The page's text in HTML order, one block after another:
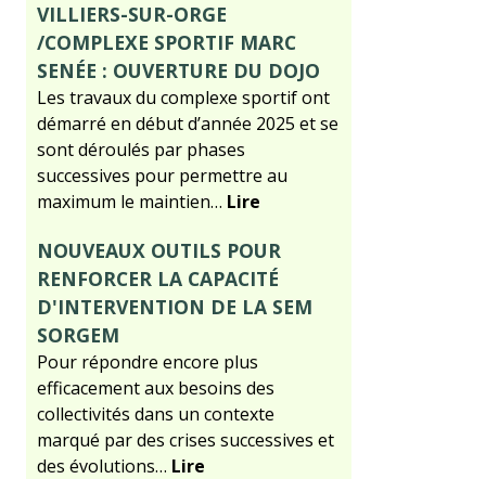
VILLIERS-SUR-ORGE
/COMPLEXE SPORTIF MARC
SENÉE : OUVERTURE DU DOJO
Les travaux du complexe sportif ont
démarré en début d’année 2025 et se
sont déroulés par phases
successives pour permettre au
maximum le maintien… Lire
NOUVEAUX OUTILS POUR
RENFORCER LA CAPACITÉ
D'INTERVENTION DE LA SEM
SORGEM
Pour répondre encore plus
efficacement aux besoins des
collectivités dans un contexte
marqué par des crises successives et
des évolutions… Lire